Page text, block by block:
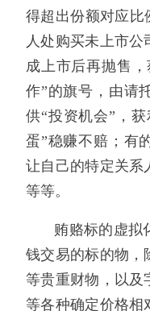
得超出份额对应比
人处购买未上市
成上市后再抛售
作”的旗号，由请
供“投资机会”，
蛋”稳赚不赔；有
让自己的特定关系
等等。
贿赂标的虚拟
钱交易的标的物，
等贵重财物，以及
等各种确定价格相